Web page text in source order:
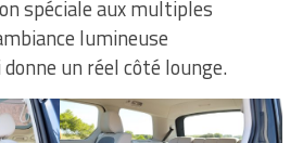
spéciale aux multiples
lumineuse
un réel côté lounge.